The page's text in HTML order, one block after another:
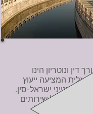
דין ונוטריון הינו
המציעה ייעוץ
בענייני ישראל-סין.
רחב של שירותים
בטווח רחב של